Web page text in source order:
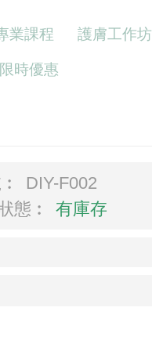
業課程 護膚工作坊
限時優惠
DIY-F002
態︰
有庫存